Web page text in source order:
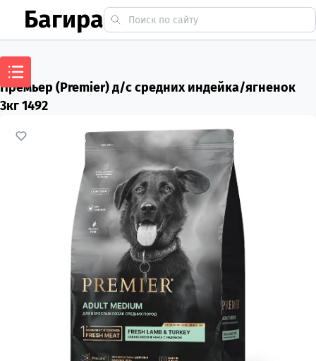
Багира
Премьер (Premier) д/с средних индейка/ягненок
3кг 1492